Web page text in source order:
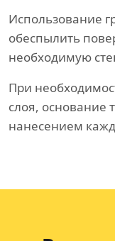
Использование
обеспылить
необходимую
При
слоя, основание
нанесением